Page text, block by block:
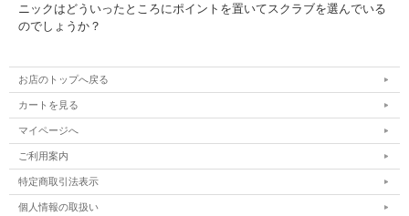
ニックはどういったところにポイントを置いてスクラブを選んでいる
のでしょうか？
お店のトップへ戻る
カートを見る
マイページへ
ご利用案内
特定商取引法表示
個人情報の取扱い